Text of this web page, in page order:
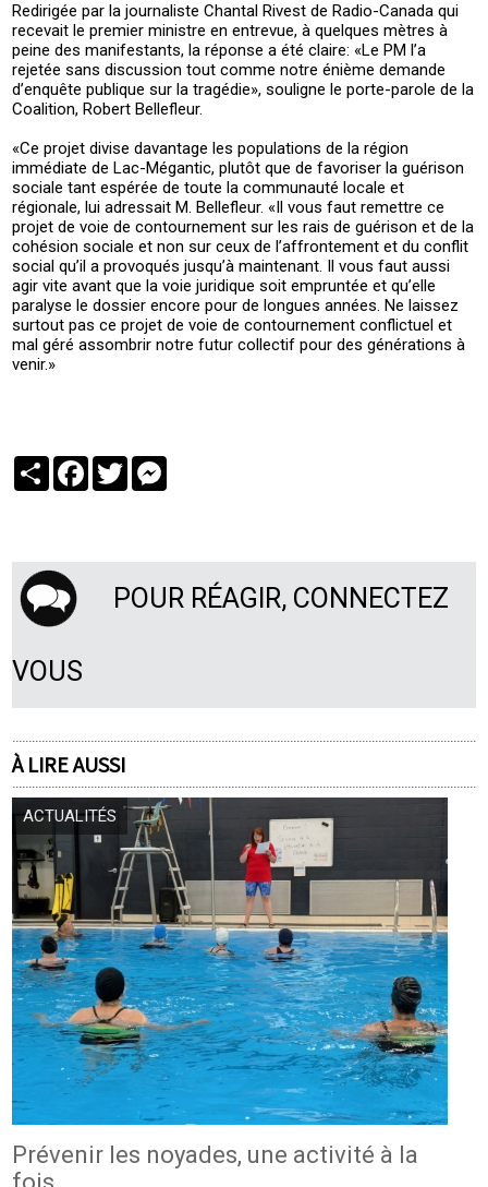
Redirigée par la journaliste Chantal Rivest de Radio-Canada qui
recevait le premier ministre en entrevue, à quelques mètres à
peine des manifestants, la réponse a été claire: «Le PM l’a
rejetée sans discussion tout comme notre énième demande
d’enquête publique sur la tragédie», souligne le porte-parole de la
Coalition, Robert Bellefleur.
«Ce projet divise davantage les populations de la région
immédiate de Lac-Mégantic, plutôt que de favoriser la guérison
sociale tant espérée de toute la communauté locale et
régionale, lui adressait M. Bellefleur. «Il vous faut remettre ce
projet de voie de contournement sur les rais de guérison et de la
cohésion sociale et non sur ceux de l’affrontement et du conflit
social qu’il a provoqués jusqu’à maintenant. Il vous faut aussi
agir vite avant que la voie juridique soit empruntée et qu’elle
paralyse le dossier encore pour de longues années. Ne laissez
surtout pas ce projet de voie de contournement conflictuel et
mal géré assombrir notre futur collectif pour des générations à
venir.»
PartagerFacebook
Twitter
POUR RÉAGIR, CONNECTEZ
VOUS
À LIRE AUSSI
ACTUALITÉS
Prévenir les noyades, une activité à la